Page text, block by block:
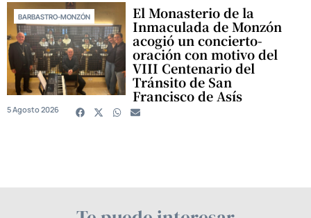
BARBASTRO-MONZÓN El Monasterio de la
Inmaculada de Monzón
acogió un concierto-
oración con motivo del
VIII Centenario del
Tránsito de San
Francisco de Asís
5 Agosto 2026